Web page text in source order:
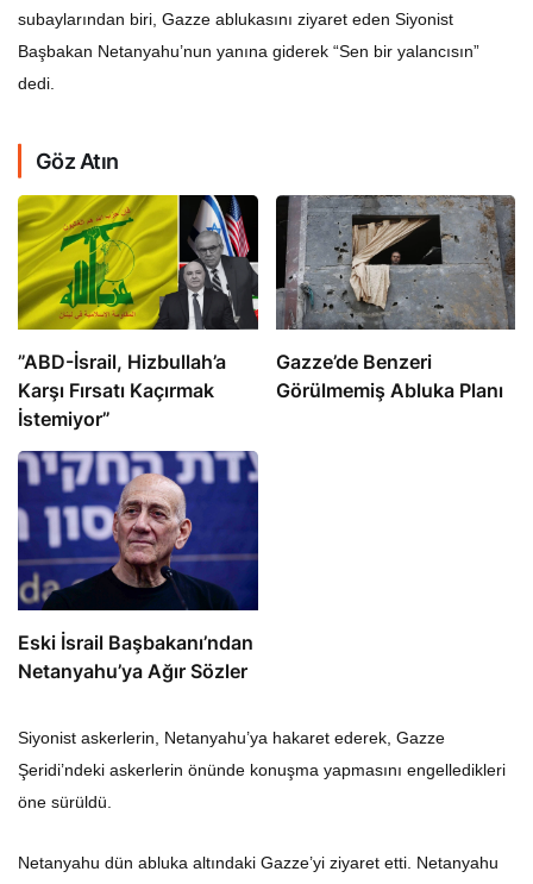
subaylarından biri, Gazze ablukasını ziyaret eden Siyonist
Başbakan Netanyahu’nun yanına giderek “Sen bir yalancısın”
dedi.
Göz Atın
​​​​​​​”ABD-İsrail, Hizbullah’a
Karşı Fırsatı Kaçırmak
İstemiyor”
​​​​​​​Gazze’de Benzeri
Görülmemiş Abluka Planı
Eski İsrail Başbakanı’ndan
Netanyahu’ya Ağır Sözler
Siyonist askerlerin, Netanyahu’ya hakaret ederek, Gazze
Şeridi’ndeki askerlerin önünde konuşma yapmasını engelledikleri
öne sürüldü.
Netanyahu dün abluka altındaki Gazze’yi ziyaret etti. Netanyahu